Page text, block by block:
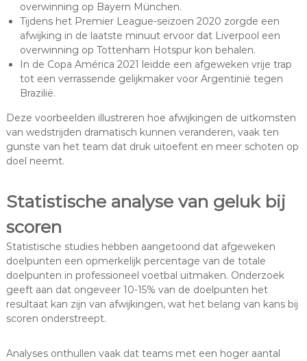
overwinning op Bayern München.
Tijdens het Premier League-seizoen 2020 zorgde een
afwijking in de laatste minuut ervoor dat Liverpool een
overwinning op Tottenham Hotspur kon behalen.
In de Copa América 2021 leidde een afgeweken vrije trap
tot een verrassende gelijkmaker voor Argentinië tegen
Brazilië.
Deze voorbeelden illustreren hoe afwijkingen de uitkomsten
van wedstrijden dramatisch kunnen veranderen, vaak ten
gunste van het team dat druk uitoefent en meer schoten op
doel neemt.
Statistische analyse van geluk bij
scoren
Statistische studies hebben aangetoond dat afgeweken
doelpunten een opmerkelijk percentage van de totale
doelpunten in professioneel voetbal uitmaken. Onderzoek
geeft aan dat ongeveer 10-15% van de doelpunten het
resultaat kan zijn van afwijkingen, wat het belang van kans bij
scoren onderstreept.
Analyses onthullen vaak dat teams met een hoger aantal